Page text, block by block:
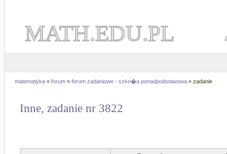
MATH.EDU.PL
matematyka » forum » forum zadaniowe - szko�a ponadpodstawowa » zadanie
Inne, zadanie nr 3822